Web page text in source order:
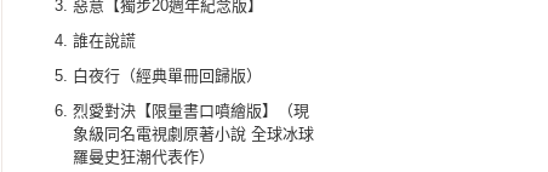
惡意【獨步20週年紀念版】
誰在說謊
白夜行（經典單冊回歸版）
烈愛對決【限量書口噴繪版】（現
象級同名電視劇原著小說 全球冰球
羅曼史狂潮代表作）